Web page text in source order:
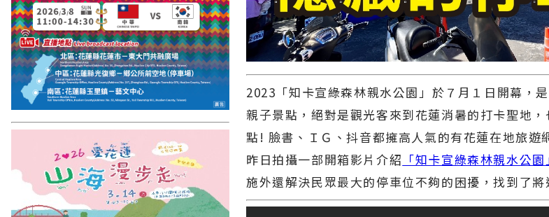
2023「知卡宣綠森林親水公園」於７月１日開幕，
親子景點，絕對是觀光客來到花蓮消暑的打卡聖地
點! 臉書、ＩＧ、抖音都擁高人氣的有花蓮在地旅遊
昨日拍攝一部開箱影片介紹 「知卡宣綠森林親水公園
施外還解決民眾最大的停車位不夠的困擾，找到了